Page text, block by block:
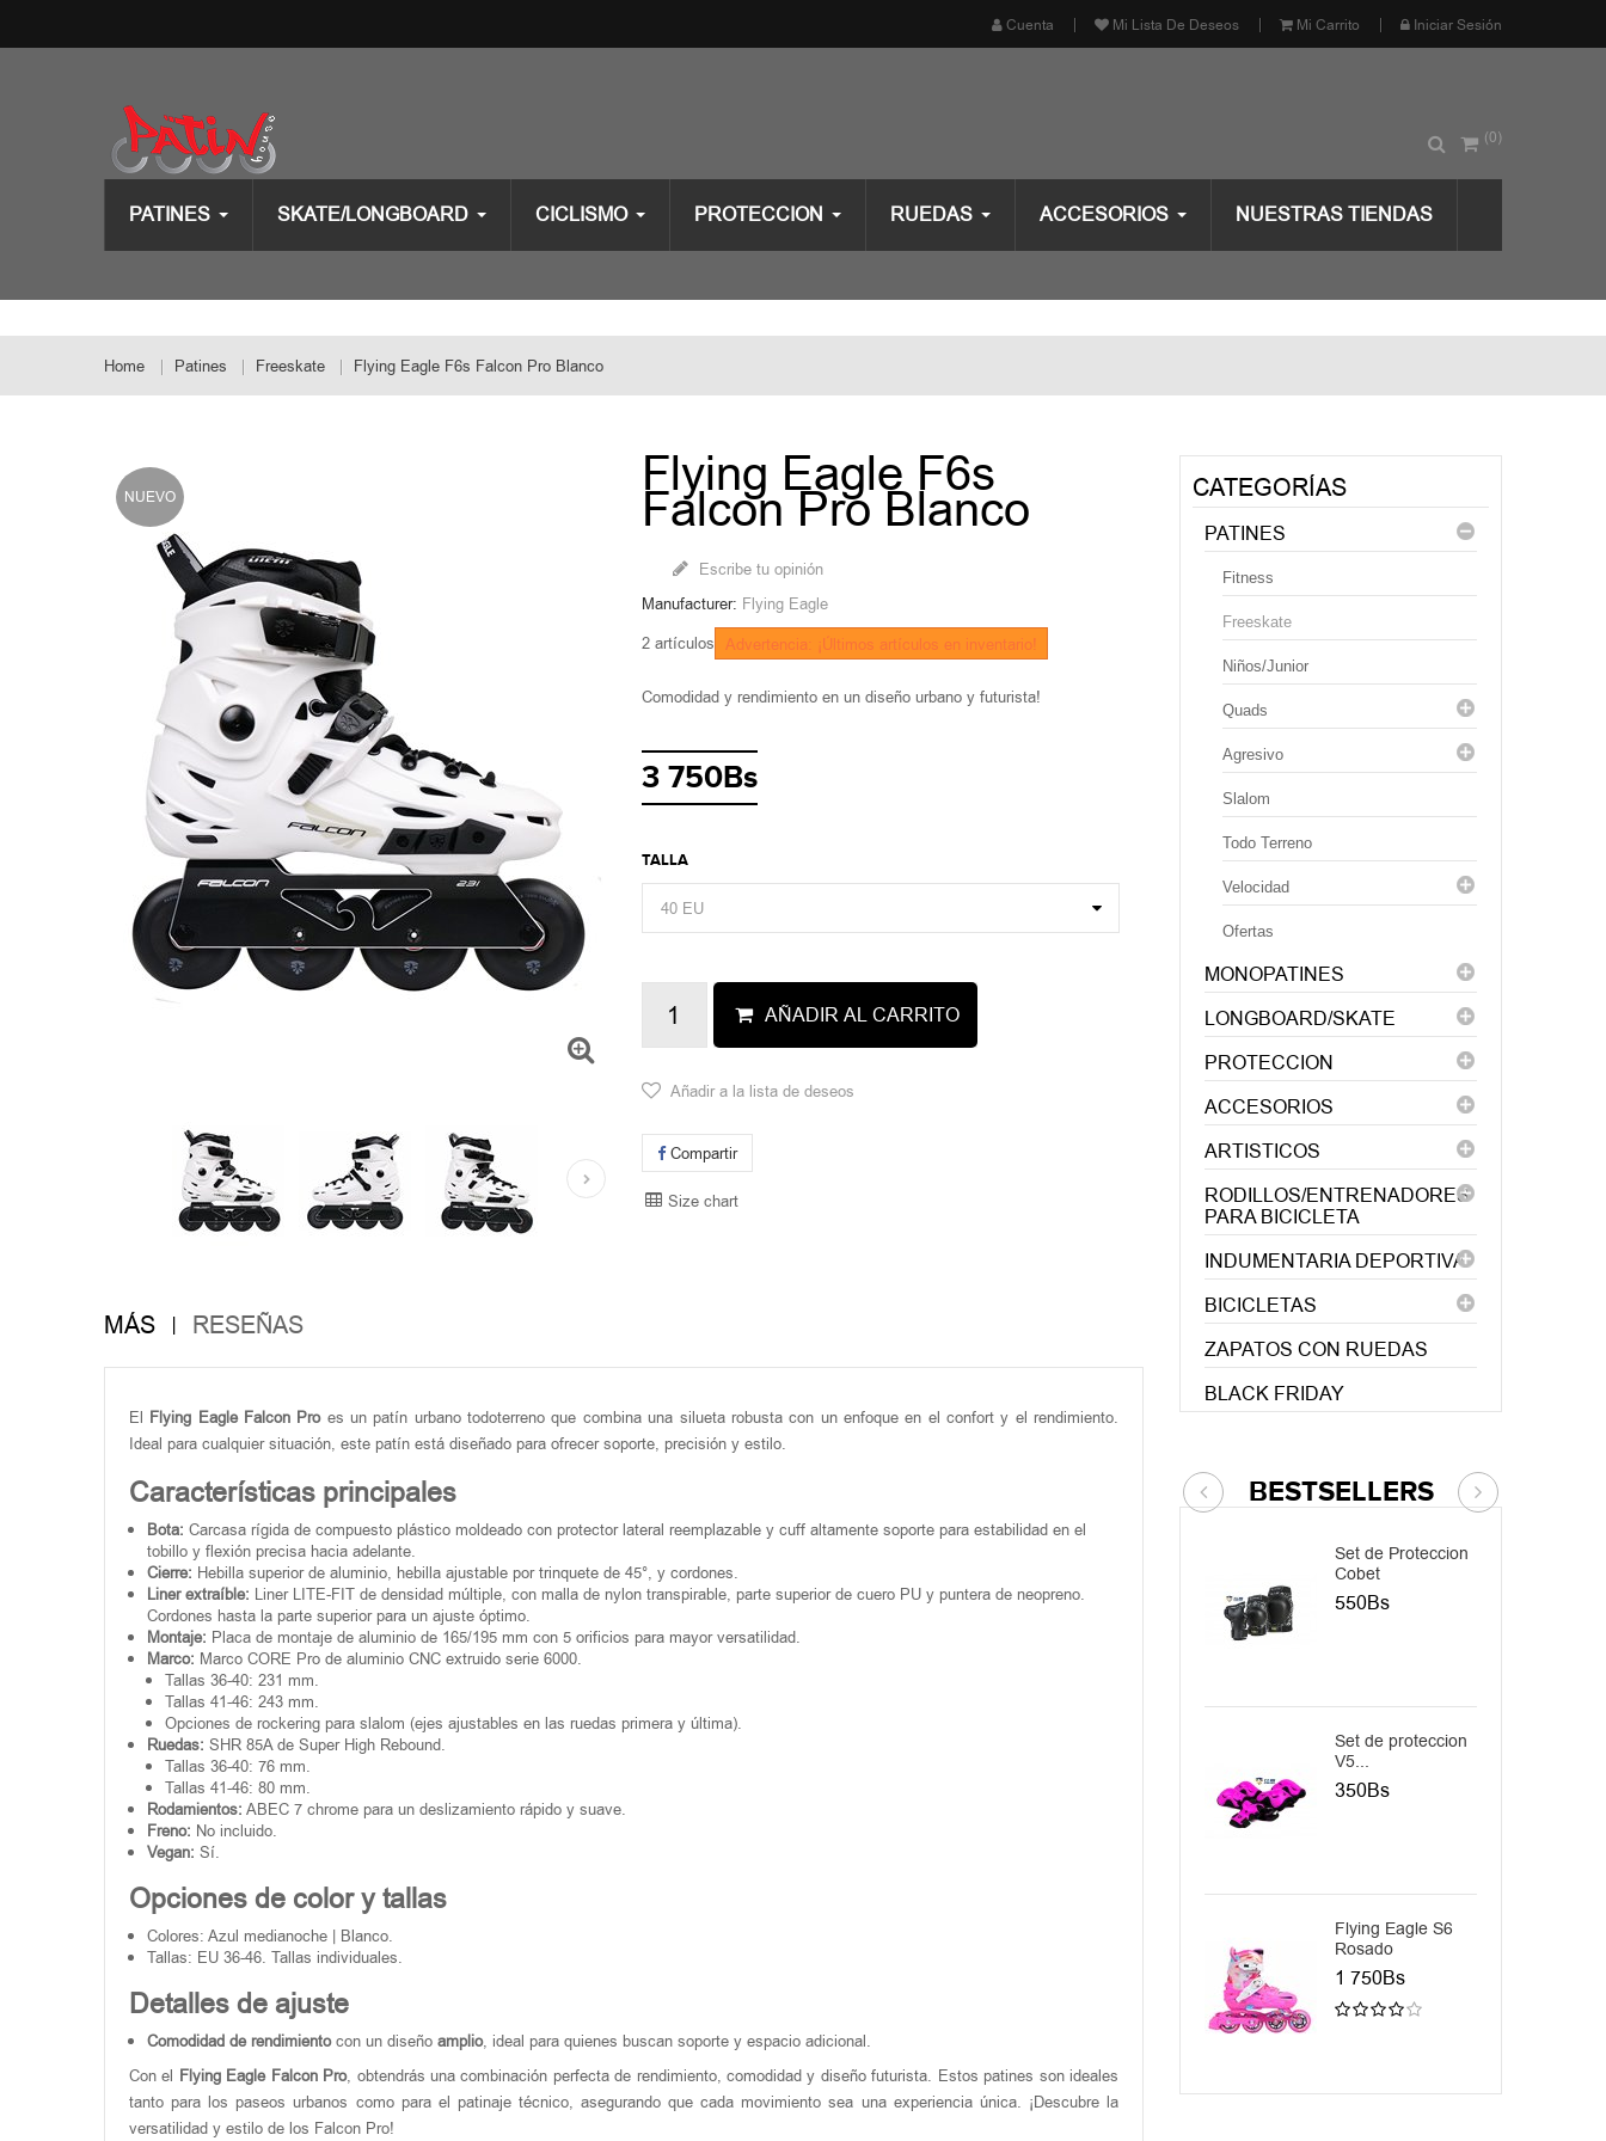
Cuenta Mi Lista De Deseos Mi Carrito Iniciar Sesión
(0)
PATINES SKATE/LONGBOARD CICLISMO PROTECCION RUEDAS ACCESORIOS NUESTRAS TIENDAS
Home Patines Freeskate Flying Eagle F6s Falcon Pro Blanco
NUEVO Flying Eagle F6s
Falcon Pro Blanco
Escribe tu opinión
Manufacturer: Flying Eagle
2 artículos Advertencia: ¡Últimos artículos en inventario!
Comodidad y rendimiento en un diseño urbano y futurista!
3 750Bs
TALLA
40 EU
AÑADIR AL CARRITO
Añadir a la lista de deseos
Compartir
Size chart
MÁS RESEÑAS
El Flying Eagle Falcon Proes un patín urbano todoterreno que combina una silueta robusta con un enfoque en el confort y el rendimiento.
Ideal para cualquier situación, este patín está diseñado para ofrecer soporte, precisión y estilo.
Características principales
Bota: Carcasa rígida de compuesto plástico moldeado con protector lateral reemplazable y cuff altamente soporte para estabilidad en el
tobillo y flexión precisa hacia adelante.
Cierre: Hebilla superior de aluminio, hebilla ajustable por trinquete de 45°, y cordones.
Liner extraíble: Liner LITE-FIT de densidad múltiple, con malla de nylon transpirable, parte superior de cuero PU y puntera de neopreno.
Cordones hasta la parte superior para un ajuste óptimo.
Montaje: Placa de montaje de aluminio de 165/195 mm con 5 orificios para mayor versatilidad.
Marco: Marco CORE Pro de aluminio CNC extruido serie 6000.
Tallas 36-40: 231 mm.
Tallas 41-46: 243 mm.
Opciones de rockering para slalom (ejes ajustables en las ruedas primera y última).
Ruedas: SHR 85A de Super High Rebound.
Tallas 36-40: 76 mm.
Tallas 41-46: 80 mm.
Rodamientos: ABEC 7 chrome para un deslizamiento rápido y suave.
Freno: No incluido.
Vegan: Sí.
Opciones de color y tallas
Colores: Azul medianoche | Blanco.
Tallas: EU 36-46. Tallas individuales.
Detalles de ajuste
Comodidad de rendimientocon un diseño amplio, ideal para quienes buscan soporte y espacio adicional.
Con el Flying Eagle Falcon Pro, obtendrás una combinación perfecta de rendimiento, comodidad y diseño futurista. Estos patines son ideales
tanto para los paseos urbanos como para el patinaje técnico, asegurando que cada movimiento sea una experiencia única. ¡Descubre la
versatilidad y estilo de los Falcon Pro!
CATEGORÍAS
PATINES
Fitness
Freeskate
Niños/Junior
Quads
Agresivo
Slalom
Todo Terreno
Velocidad
Ofertas
MONOPATINES
LONGBOARD/SKATE
PROTECCION
ACCESORIOS
ARTISTICOS
RODILLOS/ENTRENADORES
PARA BICICLETA
INDUMENTARIA DEPORTIVA
BICICLETAS
ZAPATOS CON RUEDAS
BLACK FRIDAY
BESTSELLERS
Set de Proteccion
Cobet
550Bs
Set de proteccion
350Bs
Flying Eagle S6
Rosado
1 750Bs